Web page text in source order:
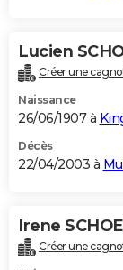
Lucien
Créer une
Naissance
26/06/1907 à
Décès
22/04/2003 à
Irene
Créer une